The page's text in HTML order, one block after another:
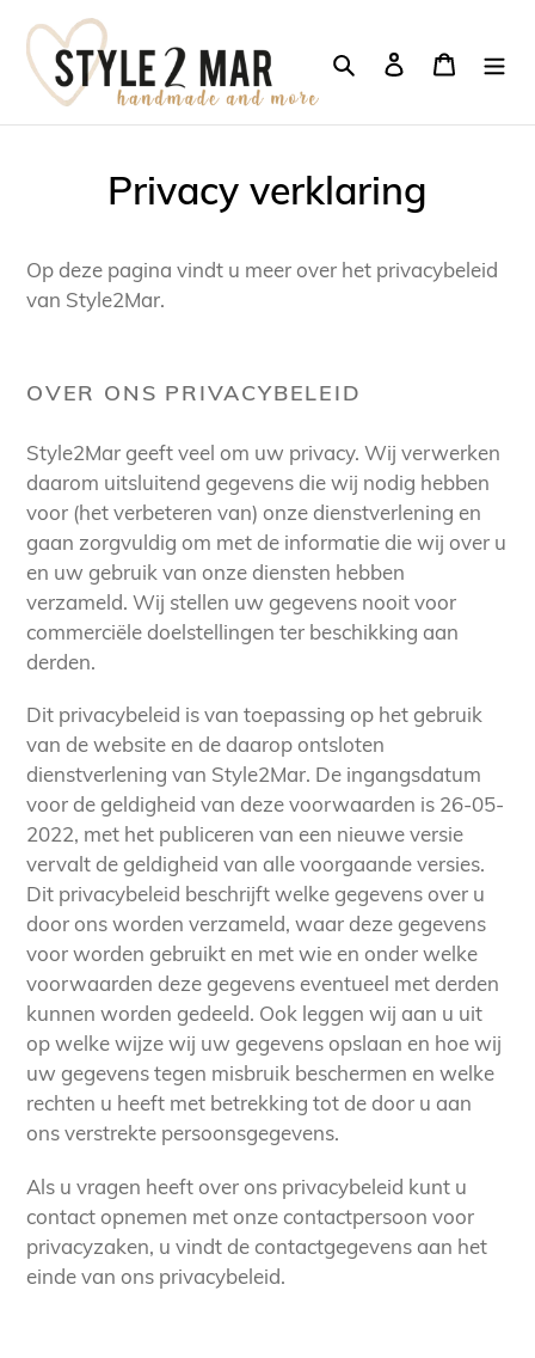
naar
content
ZoekenAanmelden
Privacy verklaring
Op deze pagina vindt u meer over het privacybeleid
van Style2Mar.
OVER ONS PRIVACYBELEID
Style2Mar geeft veel om uw privacy. Wij verwerken
daarom uitsluitend gegevens die wij nodig hebben
voor (het verbeteren van) onze dienstverlening en
gaan zorgvuldig om met de informatie die wij over u
en uw gebruik van onze diensten hebben
verzameld. Wij stellen uw gegevens nooit voor
commerciële doelstellingen ter beschikking aan
derden.
Dit privacybeleid is van toepassing op het gebruik
van de website en de daarop ontsloten
dienstverlening van Style2Mar. De ingangsdatum
voor de geldigheid van deze voorwaarden is 26-05-
2022, met het publiceren van een nieuwe versie
vervalt de geldigheid van alle voorgaande versies.
Dit privacybeleid beschrijft welke gegevens over u
door ons worden verzameld, waar deze gegevens
voor worden gebruikt en met wie en onder welke
voorwaarden deze gegevens eventueel met derden
kunnen worden gedeeld. Ook leggen wij aan u uit
op welke wijze wij uw gegevens opslaan en hoe wij
uw gegevens tegen misbruik beschermen en welke
rechten u heeft met betrekking tot de door u aan
ons verstrekte persoonsgegevens.
Als u vragen heeft over ons privacybeleid kunt u
contact opnemen met onze contactpersoon voor
privacyzaken, u vindt de contactgegevens aan het
einde van ons privacybeleid.